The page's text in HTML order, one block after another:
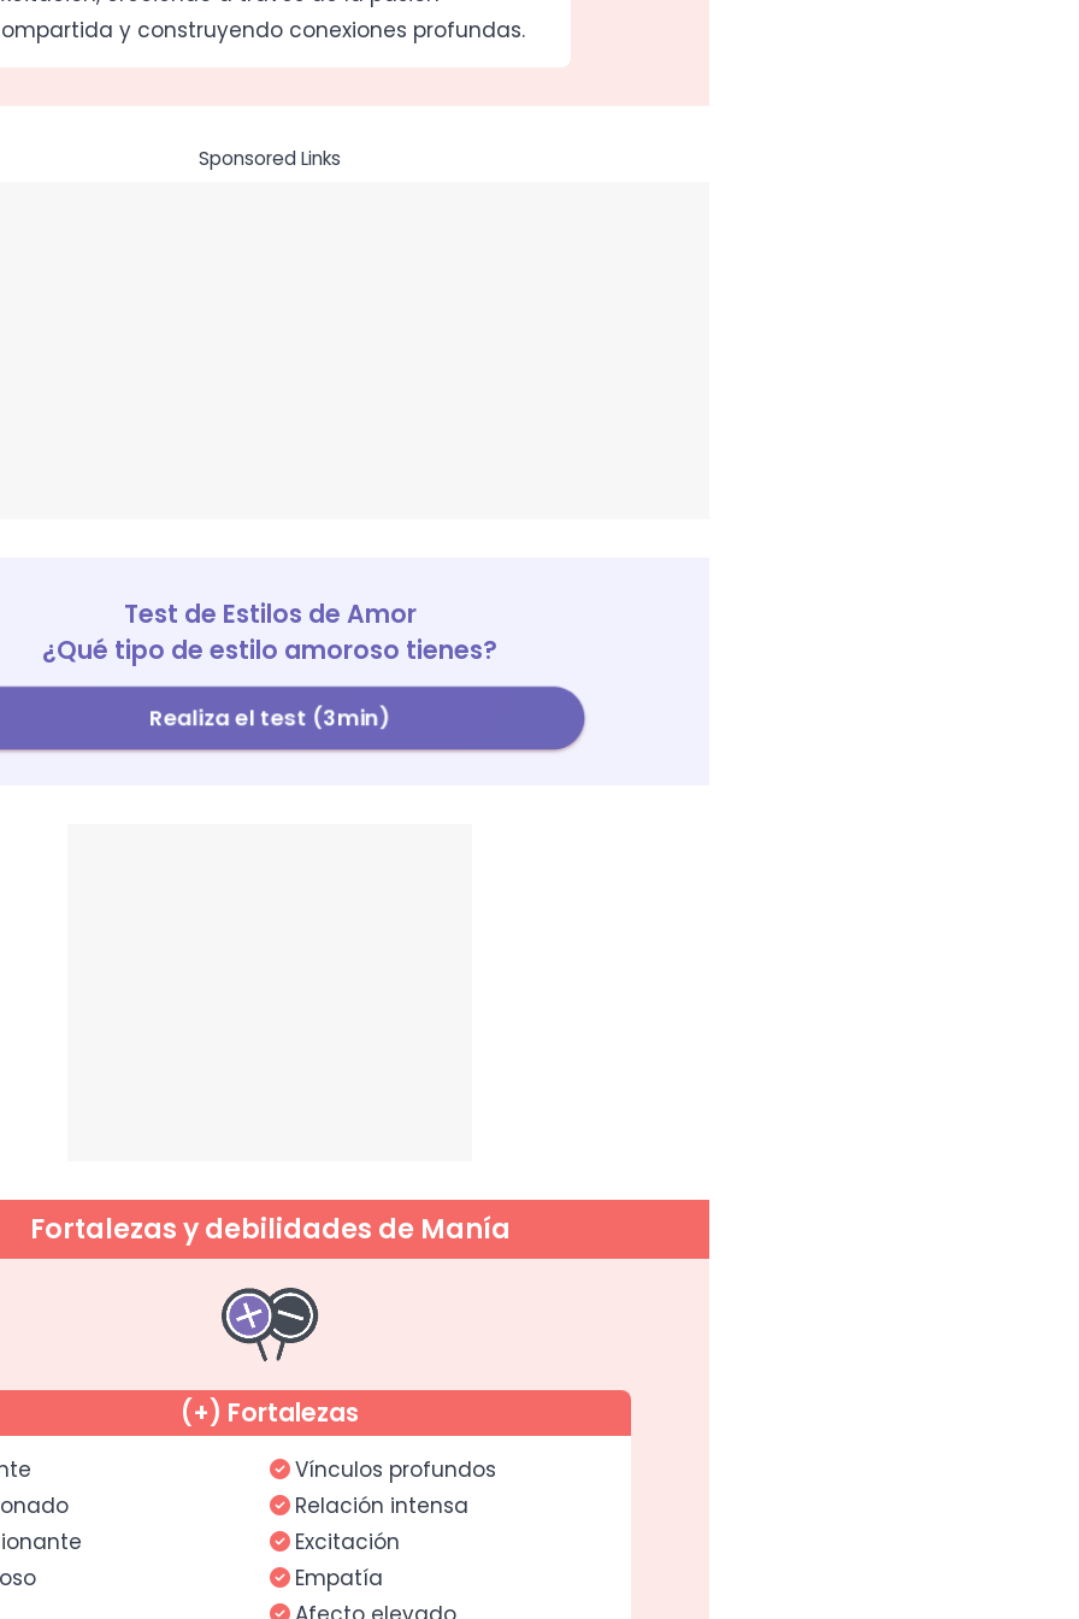
y construyendo conexiones profundas.
Sponsored Links
Test de Estilos de Amor
¿Qué tipo de estilo amoroso tienes?
Realiza el test (3min)
Fortalezas y debilidades de Manía
(+) Fortalezas
Vínculos profundos
Relación intensa
Excitación
Empatía